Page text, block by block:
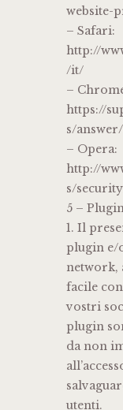
website-
– Safari:
http://
/it/
–
https://
s/
– Opera:
http://
s/
5 –
1. Il
plugin e/
network,
facile
vostri
plugin
da non
utenti.